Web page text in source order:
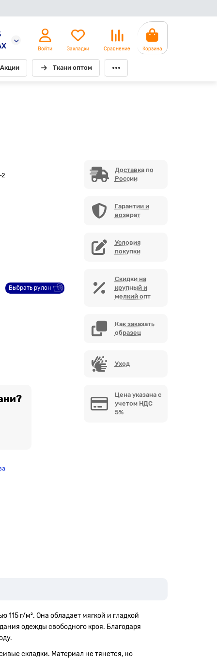
Войти Закладки Сравнение Корзина
Акции Ткани оптом
2
Выбрать рулон
Доставка по
России
Гарантии и
возврат
Условия
покупки
Скидки на
крупный и
мелкий опт
Как заказать
образец
Уход
Цена указана с
учетом НДС
5%
115 г/м². Она обладает мягкой и гладкой
одежды свободного кроя. Благодаря
складки. Материал не тянется, но